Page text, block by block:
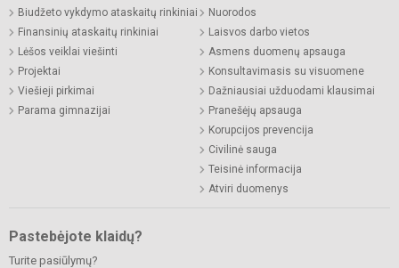
Biudžeto vykdymo ataskaitų rinkiniai
Finansinių ataskaitų rinkiniai
Lėšos veiklai viešinti
Projektai
Viešieji pirkimai
Parama gimnazijai
Nuorodos
Laisvos darbo vietos
Asmens duomenų apsauga
Konsultavimasis su visuomene
Dažniausiai užduodami klausimai
Pranešėjų apsauga
Korupcijos prevencija
Civilinė sauga
Teisinė informacija
Atviri duomenys
Pastebėjote klaidų?
Turite pasiūlymų?